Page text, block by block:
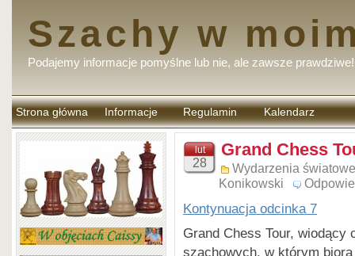
Szachy w
Podajemy informacje pomyślne lub nie, ale zawsze prawdziwe!
Strona główna Informacje Regulamin
komentarzy
Kalendarz
lut
28
Grand Chess
Wydarzenia światowe
Konikowski
Kontynuacja odcinka 7
Grand Chess Tour,
szachowych, w którym